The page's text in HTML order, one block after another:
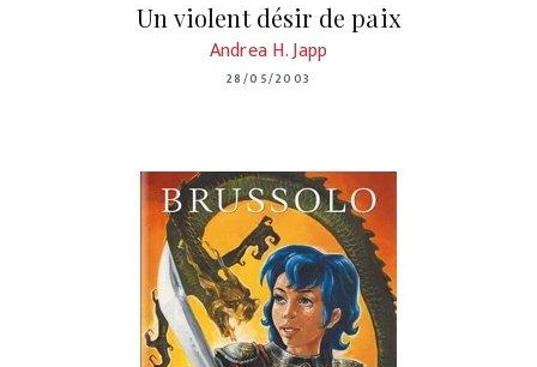
Un violent désir de paix
Andrea H. Japp
28/05/2003